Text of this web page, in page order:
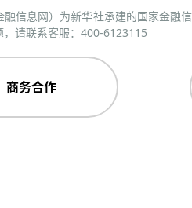
融信息网）为新华社承建的国家金融
请联系客服：400-6123115
商务合作